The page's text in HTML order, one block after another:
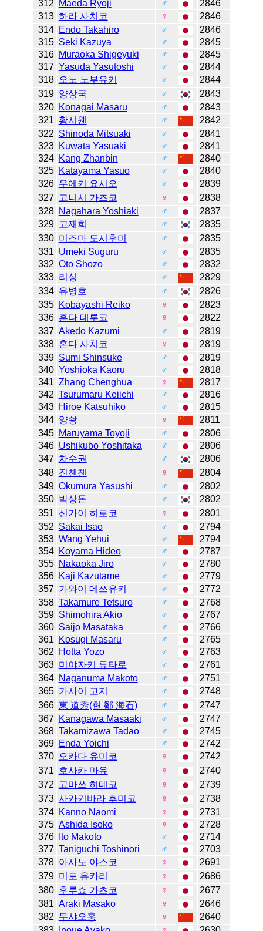
312
Maeda Ryoji ♂
2846
313 하라 사치코 ♀
2846
314 Endo Takahiro ♂
2846
315 Seki Kazuya ♂
2845
316 Muraoka Shigeyuki ♂
2845
317 Yasuda Yasutoshi ♂
2844
318 오노 노부유키 ♂
2844
319 양상국 ♂
2843
320 Konagai Masaru ♂
2843
321 황시웬 ♂
2842
322 Shinoda Mitsuaki ♂
2841
323 Kuwata Yasuaki ♂
2841
324 Kang Zhanbin ♂
2840
325 Katayama Yasuo ♂
2840
326 우에키 요시오 ♂
2839
327
고니시 가즈코 ♀
2838
328 Nagahara Yoshiaki ♂
2837
329 고재희 ♂
2835
330 미즈마 도시후미 ♂
2835
331 Umeki Suguru ♂
2835
332 Oto Shozo ♂
2832
333 리싱 ♂
2829
334 유병호 ♂
2826
335 Kobayashi Reiko ♀
2823
336 혼다 데루코 ♀
2822
337 Akedo Kazumi ♂
2819
338 혼다 사치코 ♀
2819
339 Sumi Shinsuke ♂
2819
340 Yoshioka Kaoru ♂
2818
341 Zhang Chenghua ♀
2817
342 Tsurumaru Keiichi ♂
2816
343 Hiroe Katsuhiko ♂
2815
344 양솽 ♀
2811
345 Maruyama Toyoji ♂
2806
346 Ushikubo Yoshitaka ♂
2806
347 차수권 ♂
2806
348 진첸첸 ♀
2804
349 Okumura Yasushi ♂
2802
350 박상돈 ♂
2802
351 신가이 히로코 ♀
2801
352 Sakai Isao ♂
2794
353 Wang Yehui ♂
2794
354 Koyama Hideo ♂
2787
355 Nakaoka Jiro ♂
2780
356 Kaji Kazutame ♂
2779
357 가와이 데쓰유키 ♂
2772
358 Takamure Tetsuro ♂
2768
359 Shimohira Akio ♂
2767
360 Saijo Masataka ♂
2766
361
Kosugi Masaru ♂
2765
362
Hotta Yozo ♂
2763
363 미야자키 류타로 ♂
2761
364 Naganuma Makoto ♂
2751
365 가사이 고지 ♂
2748
366 東 道秀(현 鄒 海石) ♂
2747
367
Kanagawa Masaaki ♂
2747
368 Takamizawa Tadao ♂
2745
369 Enda Yoichi ♂
2742
370 오카다 유미코 ♀
2742
371 호사카 마유 ♀
2740
372
고마쓰 히데코 ♀
2739
373 사카키바라 후미코 ♀
2738
374 Kanno Naomi ♀
2731
375 Ashida Isoko ♀
2728
376
Ito Makoto ♂
2714
377 Taniguchi Toshinori ♂
2703
378 아사노 야스코 ♀
2691
379 미토 유카리 ♀
2686
380 후루쇼 가츠코 ♀
2677
381 Araki Masako ♀
2646
382 무샤오훙 ♀
2640